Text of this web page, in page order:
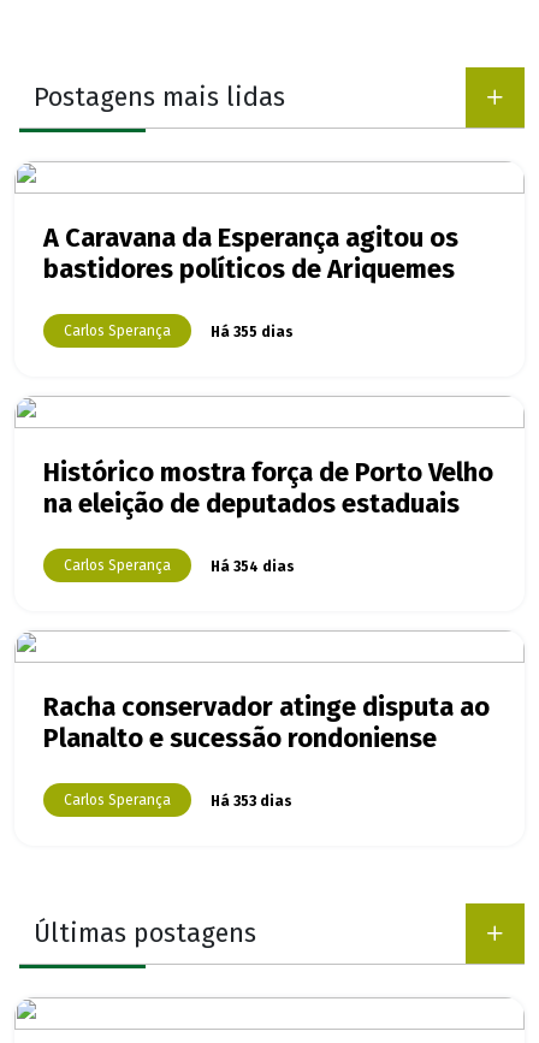
Postagens mais lidas
A Caravana da Esperança agitou os
bastidores políticos de Ariquemes
Carlos Sperança Há 355 dias
Histórico mostra força de Porto Velho
na eleição de deputados estaduais
Carlos Sperança Há 354 dias
Racha conservador atinge disputa ao
Planalto e sucessão rondoniense
Carlos Sperança Há 353 dias
Últimas postagens